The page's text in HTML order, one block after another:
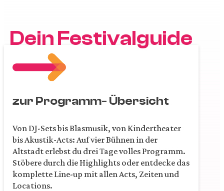
Dein Festivalguide
zur Programm- Übersicht
Von DJ-Sets bis Blasmusik, von Kindertheater
bis Akustik-Acts: Auf vier Bühnen in der
Altstadt erlebst du drei Tage volles Programm.
Stöbere durch die Highlights oder entdecke das
komplette Line-up mit allen Acts, Zeiten und
Locations.